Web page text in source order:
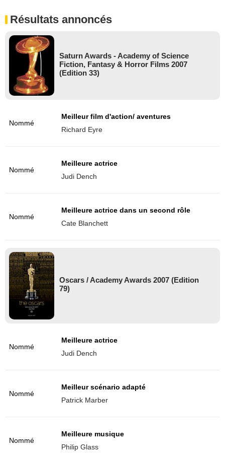
Résultats annoncés
Saturn Awards - Academy of Science
Fiction, Fantasy & Horror Films 2007
(Edition 33)
Nommé
Meilleur film d'action/ aventures
Richard Eyre
Nommé
Meilleure actrice
Judi Dench
Nommé
Meilleure actrice dans un second rôle
Cate Blanchett
Oscars / Academy Awards 2007 (Edition
79)
Nommé
Meilleure actrice
Judi Dench
Nommé
Meilleur scénario adapté
Patrick Marber
Nommé
Meilleure musique
Philip Glass